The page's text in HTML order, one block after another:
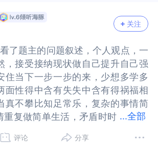
己和老公现在关系还不错。在这种
跟公婆接触吗？问题是你必须跟公
减少接触，也无法完全不接触。而
动你老公减少接触，当你老公单纯
角色，你也单纯的做一个妻子的角
系众多，除了夫妻关系，还有很多
会互相影响。你没办法只关注夫妻
，你老公也同意，公婆也不会同意
看，你老公还是会听他父母的。你
系还不错。在这种情况下，有必要
问题是你必须跟公婆接触。哪怕是
法完全不接触。而且你大概率说不
触，当你老公单纯的做一个丈夫的
的做一个妻子的角色。婚姻中的关
妻关系，还有很多关系。这些关系
没办法只关注夫妻关系。就算你
意，公婆也不会同意的。这个时
是会听他父母的。你要给他说，不
儿，然后互相都会为自己的孩子撑
的孩子能够多承担家务或者是照顾
孩子可以过得舒坦一些这个是属于
的想法，或者说是基础情感在日常
或许需要在公婆或者在岳丈面前稍
一下就是既然公婆在这了，就不要
自己相对应的稍微多做一些，在长
候，只有夫妻两个人或者一家三口
夫妻正常状态相处就好最后，关于
针对这一问题，在描述当中有一个
后互相都会为自己的孩子撑腰都会
能够多承担家务或者是照顾孙辈，
以过得舒坦一些这个是属于每个人
，或者说是基础情感在日常生活当
要在公婆或者在岳丈面前稍微的小
是既然公婆在这了，就不要让老公
对应的稍微多做一些，在长辈们不
有夫妻两个人或者一家三口的时
正常状态相处就好最后，关于孩子
这一问题，在描述当中有一个点，
喘息的空间。2.心理能量优先级你
你的小家和你自己身上。别再试图
公面对他家庭的问题，也是一种婚
那个该被不断考验的儿媳妇。3.边
可以明确告诉自己：从今天起，不
我都不必解释，也不必证明。我可
不配合、不再把他们的评价放在心
，是保护自己。⸻你问我还要
人，其实真正重要的是：你有没有
了“他们满意”，而丢失你自己。你
喘息的空间。2.心理能量优先级你
你的小家和你自己身上。别再试图
公面对他家庭的问题，也是一种婚
那个该被不断考验的儿媳妇。3.边
可以明确告诉自己：从今天起，不
我都不必解释，也不必证明。我可
不配合、不再把他们的评价放在心
，是保护自己。⸻你问我还要
人，其实真正重要的是：你有没有
了“他们满意”，而丢失你自己。你
再加上生孩子之后的各种情绪困
你的抑郁症又复发的原因。你真的
有一定的心理创伤，离异家庭可能
不安全感，之前谈恋爱又受了伤抑
问题中公婆多次让你难堪或许也严
的自尊心和忽略了你的情感需求，
安慰反而比较听从父母更是对你造
响，加剧了你的抑郁情况，这都说
安与精神状态不好，你的太让人心
的问现在和老公关系还不错的情况
公婆接触吗？你对于丈夫现在的表
孩子之后的各种情绪困扰，或许这
又复发的原因。你真的太难了。你
理创伤，离异家庭可能也带给了你
之前谈恋爱又受了伤抑郁了，后面
多次让你难堪或许也严重地打击到
忽略了你的情感需求，丈夫没有及
较听从父母更是对你造成了更严重
你的抑郁情况，这都说明了你的焦
态不好，你的太让人心疼了。你很
老公关系还不错的情况下，还有必
？你对于丈夫现在的表现还是比较
关注
...全部
了题主的问题叙述，个人观点，一
，接受接纳现状做自己提升自己强
住当下一步一步的来，少想多学多
面性得中含有失失中含有得祸福相
真不攀比知足常乐，复杂的事情简
重复做简单生活，矛盾时时
都有各自的特质特点，各自都有各
，接受接纳现状做自己提升自己强
住当下一步一步的来，少想多学多
面性得中含有失失中含有得祸福相
真不攀比知足常乐，复杂的事情简
重复做简单生活，矛盾时时有处处
自的特质特点，各自都有各自的任
评论 分享